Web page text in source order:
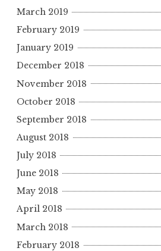
March 2019
February 2019
January 2019
December 2018
November 2018
October 2018
September 2018
August 2018
July 2018
June 2018
May 2018
April 2018
March 2018
February 2018